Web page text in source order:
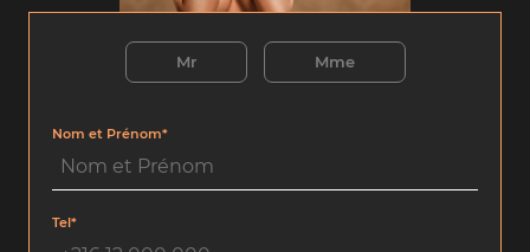
Mr Mme
Nom et Prénom*
Tel*